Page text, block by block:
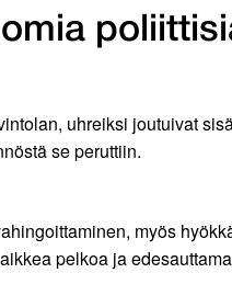
uhreiksi joutuivat
se peruttiin.
myös
pelkoa ja